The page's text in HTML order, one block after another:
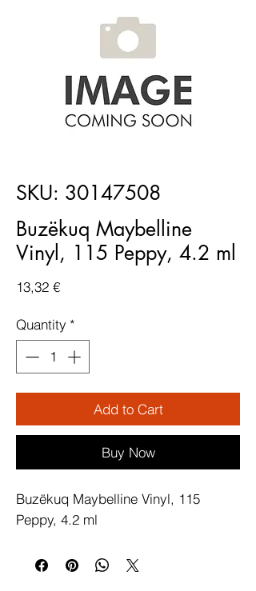
SKU: 30147508
Buzëkuq Maybelline
Vinyl, 115 Peppy, 4.2 ml
13,32 €Price
Quantity *
Add to Cart
Buy Now
Buzëkuq Maybelline Vinyl, 115
Peppy, 4.2 ml